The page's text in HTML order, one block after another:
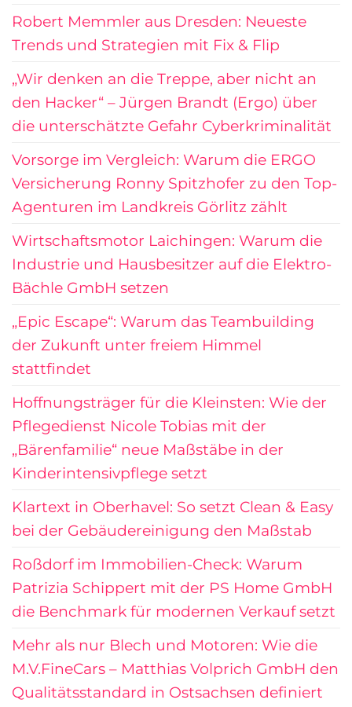
Robert Memmler aus Dresden: Neueste
Trends und Strategien mit Fix & Flip
„Wir denken an die Treppe, aber nicht an
den Hacker“ – Jürgen Brandt (Ergo) über
die unterschätzte Gefahr Cyberkriminalität
Vorsorge im Vergleich: Warum die ERGO
Versicherung Ronny Spitzhofer zu den Top-
Agenturen im Landkreis Görlitz zählt
Wirtschaftsmotor Laichingen: Warum die
Industrie und Hausbesitzer auf die Elektro-
Bächle GmbH setzen
„Epic Escape“: Warum das Teambuilding
der Zukunft unter freiem Himmel
stattfindet
Hoffnungsträger für die Kleinsten: Wie der
Pflegedienst Nicole Tobias mit der
„Bärenfamilie“ neue Maßstäbe in der
Kinderintensivpflege setzt
Klartext in Oberhavel: So setzt Clean & Easy
bei der Gebäudereinigung den Maßstab
Roßdorf im Immobilien-Check: Warum
Patrizia Schippert mit der PS Home GmbH
die Benchmark für modernen Verkauf setzt
Mehr als nur Blech und Motoren: Wie die
M.V.FineCars – Matthias Volprich GmbH den
Qualitätsstandard in Ostsachsen definiert